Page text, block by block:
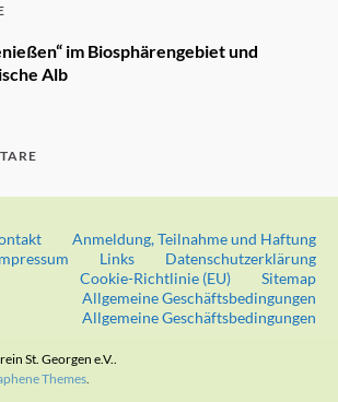
im Biosphärengebiet und
Alb
Anmeldung, Teilnahme und Haftung
Links
Datenschutzerklärung
Cookie-Richtlinie (EU)
Sitemap
Allgemeine Geschäftsbedingungen
Allgemeine Geschäftsbedingungen
St. Georgen e.V..
Themes